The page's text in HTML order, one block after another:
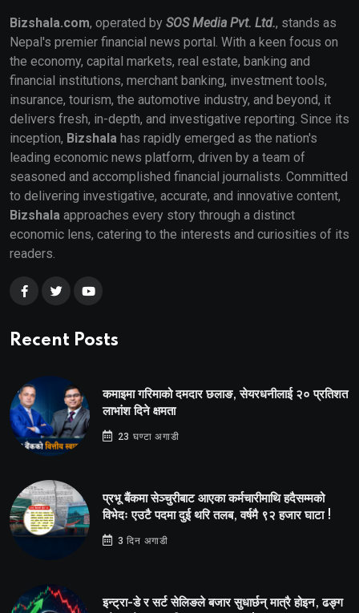
Bizshala.com, operated by SOS Media Pvt. Ltd., stands as
Nepal's premier financial news portal. With a keen focus on
the economy, capital markets, real estate, banking and
financial institutions, merchant banking, investment tools,
insurance, tourism, the automotive industry, and beyond, it
delivers fresh, in-depth, and investigative reporting. Since its
inception, Bizshala has rapidly emerged as the nation's
leading economic news platform, driven by a team of
seasoned and accomplished financial journalists. Committed
to delivering investigative, accurate, and innovative content,
Bizshala approaches every story through a distinct
economic lens, catering to the interests and curiosities of its
readers.
Recent Posts
कमाइमा गरिमाको दमदार छलाङ, सेयरधनीलाई २० प्रतिशत
लाभांश दिने क्षमता
23 घण्टा अगाडी
प्रभू बैंकमा सेञ्चुरीबाट आएका कर्मचारीमाथि हदैसम्मको
विभेदः एउटै पदमा दुई थरि तलब, वर्षमै ९२ हजार घाटा !
3 दिन अगाडी
इन्ट्रा-डे र सर्ट सेलिङले बजार सुधार्छन् मात्रै होइन, ढङ्ग